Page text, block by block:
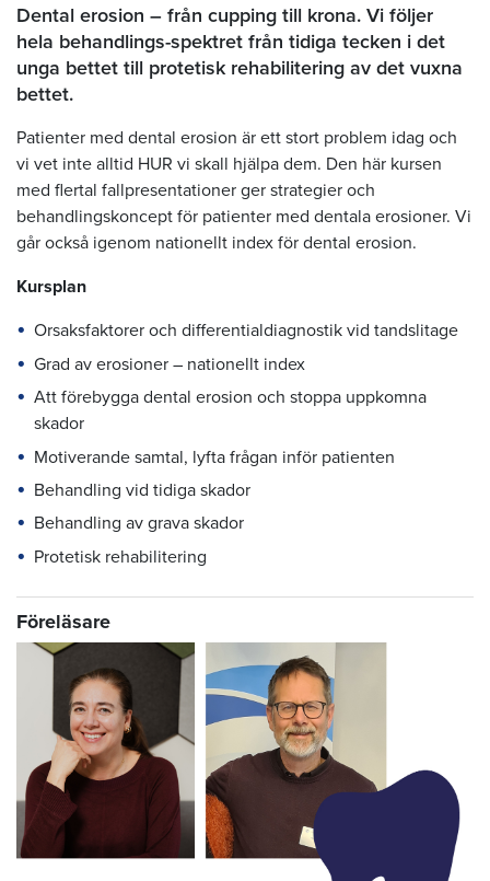
Dental erosion – från cupping till krona. Vi följer
hela behandlings-spektret från tidiga tecken i det
unga bettet till protetisk rehabilitering av det vuxna
bettet.
Patienter med dental erosion är ett stort problem idag och
vi vet inte alltid HUR vi skall hjälpa dem. Den här kursen
med flertal fallpresentationer ger strategier och
behandlingskoncept för patienter med dentala erosioner. Vi
går också igenom nationellt index för dental erosion.
Kursplan
Orsaksfaktorer och differentialdiagnostik vid tandslitage
Grad av erosioner – nationellt index
Att förebygga dental erosion och stoppa uppkomna
skador
Motiverande samtal, lyfta frågan inför patienten
Behandling vid tidiga skador
Behandling av grava skador
Protetisk rehabilitering
Föreläsare